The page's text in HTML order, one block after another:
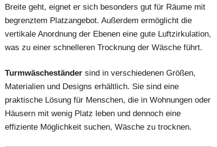
Breite geht, eignet er sich besonders gut für Räume mit
begrenztem Platzangebot. Außerdem ermöglicht die
vertikale Anordnung der Ebenen eine gute Luftzirkulation,
was zu einer schnelleren Trocknung der Wäsche führt.
Turmwäscheständer sind in verschiedenen Größen,
Materialien und Designs erhältlich. Sie sind eine
praktische Lösung für Menschen, die in Wohnungen oder
Häusern mit wenig Platz leben und dennoch eine
effiziente Möglichkeit suchen, Wäsche zu trocknen.